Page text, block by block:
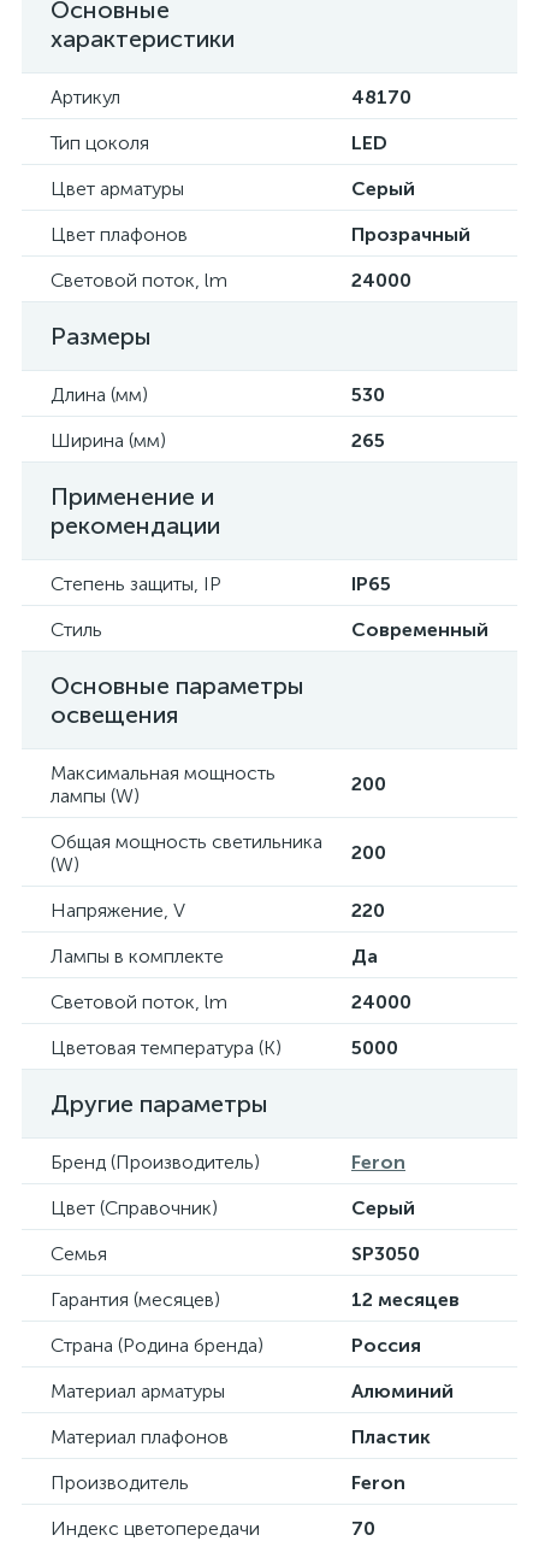
Основные
характеристики
Артикул
48170
Тип цоколя
LED
Цвет арматуры
Серый
Цвет плафонов
Прозрачный
Световой поток, lm
24000
Размеры
Длина (мм)
530
Ширина (мм)
265
Применение и
рекомендации
Степень защиты, IP
IP65
Стиль
Современный
Основные параметры
освещения
Максимальная мощность
лампы (W)
200
Общая мощность светильника
(W)
200
Напряжение, V
220
Лампы в комплекте
Да
Световой поток, lm
24000
Цветовая температура (К)
5000
Другие параметры
Бренд (Производитель)
Feron
Цвет (Справочник)
Серый
Семья
SP3050
Гарантия (месяцев)
12 месяцев
Страна (Родина бренда)
Россия
Материал арматуры
Алюминий
Материал плафонов
Пластик
Производитель
Feron
Индекс цветопередачи
70